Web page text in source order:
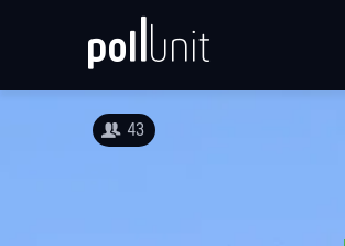
43